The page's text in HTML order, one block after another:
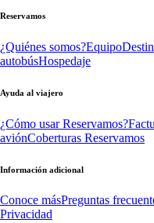
Reservamos
¿Quiénes somos?Equipo
autobúsHospedaje
Ayuda al viajero
¿Cómo usar Reservamos?
aviónCoberturas Reservamos
Información adicional
Conoce másPreguntas
Privacidad